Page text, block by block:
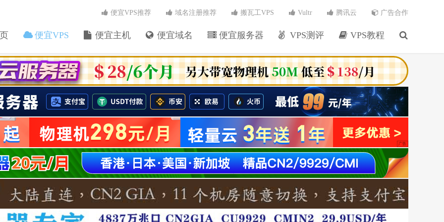
便宜VPS 便宜主机 便宜域名 便宜服务器 VPS测评 VPS教程
便宜VPS推荐 域名注册推荐 搬瓦工VPS Vultr 腾讯云 广告合作